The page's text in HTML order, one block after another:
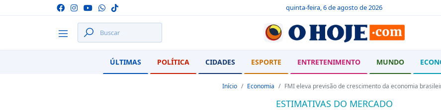
quinta-feira, 6 de agosto de 2026
ÚLTIMAS POLÍTICA CIDADES ESPORTE ENTRETENIMENTO MUNDO
Início Economia FMI eleva previsão de crescimento da economia
ESTIMATIVAS DO MERCADO